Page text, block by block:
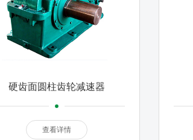
硬齿面圆柱齿轮减速器
查看详情